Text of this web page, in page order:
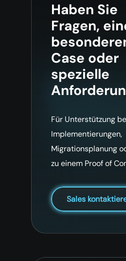
Haben Sie
Fragen,
Case oder
spezielle
Für Unterstützung
Implementierungen,
Migrationsplanung
zu einem Proof of
Sales